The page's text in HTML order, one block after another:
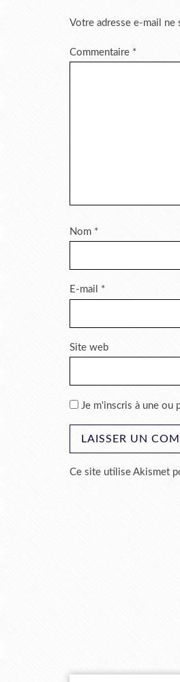
Votre adresse e-mail ne
Commentaire *
Nom *
E-mail *
Site web
Je m'inscris à une ou
Ce site utilise Akismet